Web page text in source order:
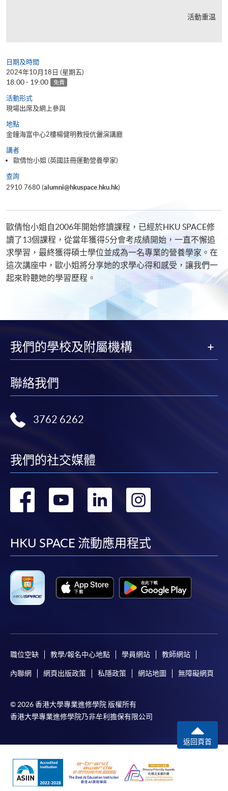
活動重温
日期及時間
2024年10月18日 (星期五)
18:00 - 19:00 免費
活動形式
現場出席及網上參與
地點
金鐘海富中心2樓楊健明教授伉儷演講廳
講者
歐倩怡小姐 (英國註冊運動營養學家)
查詢
2910 7680 (alumni@hkuspace.hku.hk)
歐倩怡小姐自2006年開始修讀課程，已經於HKU SPACE修
讀了13個課程，從當年獲得5分會考成績開始，一直不懈追
求學習，最終獲得碩士學位並成為一名專業的營養學家。在
這次講座中，歐小姐將分享她的求學心得和感受，讓我們一
起來聆聽她的學習歷程。
我們的學校及附屬機構
聯絡我們
3762 6262
我們的社交媒體
轉
facebook
轉
youtube
轉
linkedin
轉
HKU SPACE 流動應用程式
職位空缺 教學/報名中心地點 學員網站 教師網站
內聯網 網頁出版政策 私隱政策 網站地圖 無障礙網頁
© 2026 香港大學專業進修學院 版權所有
香港大學專業進修學院乃非牟利擔保有限公司
返回頁首